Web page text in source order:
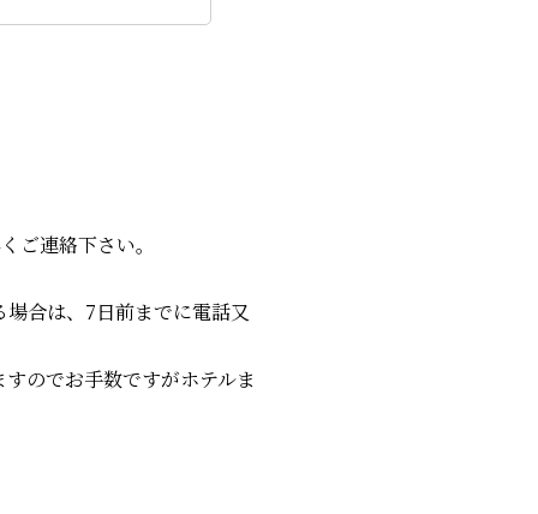
ご連絡下さい。
合は、7日前までに電話又
のでお手数ですがホテルま